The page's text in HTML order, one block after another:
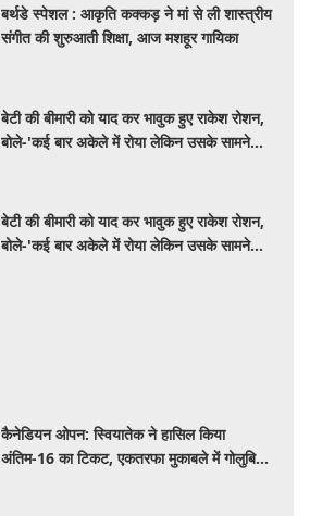
बर्थडे स्पेशल : आकृति कक्कड़ ने मां से ली शास्त्रीय
संगीत की शुरुआती शिक्षा, आज मशहूर गायिका
बेटी की बीमारी को याद कर भावुक हुए राकेश रोशन,
बोले-'कई बार अकेले में रोया लेकिन उसके सामने
बेटी की बीमारी को याद कर भावुक हुए राकेश रोशन,
बोले-'कई बार अकेले में रोया लेकिन उसके सामने
कैनेडियन ओपन: स्वियातेक ने हासिल किया
अंतिम-16 का टिकट, एकतरफा मुकाबले में गोलुबिक